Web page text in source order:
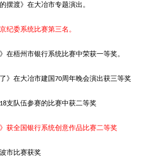
摆渡》 在大冶市专题演出。
纪委系统比赛第三名。
在梧州市银行系统比赛中荣获一等奖。
》在大冶市建国70周年晚会演出获三等奖
18支队伍参赛的比赛中获二等奖
获全国银行系统创意作品比赛二等奖
市比赛获奖